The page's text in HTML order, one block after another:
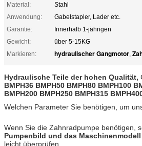
Material:
Stahl
Anwendung:
Gabelstapler, Lader etc.
Garantie:
Innerhalb 1-jährigen
Gewicht:
über 5-15KG
Markieren:
hydraulischer Gangmotor,
Hydraulische Teile der hohen Qualität,
BMPH36 BMPH50 BMPH80 BMPH100
BMPH200 BMPH250 BMPH315
Welchen Parameter Sie benötigen, um
Wenn Sie die Zahnradpumpe benötigen,
Pumpenbild und das Maschinenmodell
leicht überprüfen.